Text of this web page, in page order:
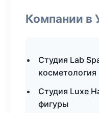
Компании в
Студия Lab
косметология
Студия Luxe
фигуры